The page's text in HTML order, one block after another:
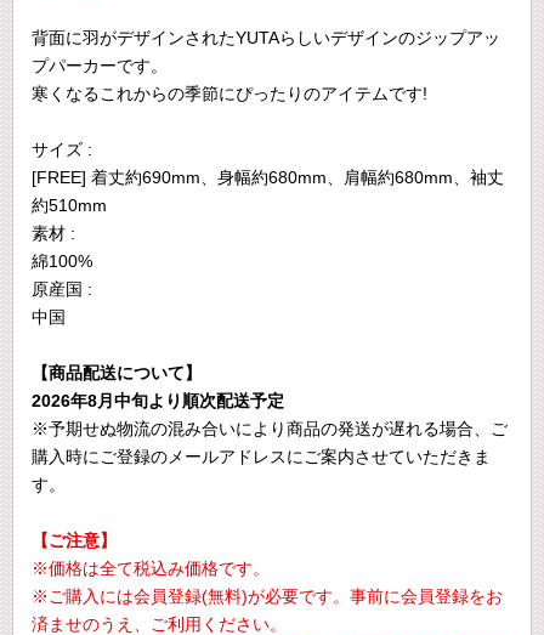
背面に羽がデザインされたYUTAらしいデザインのジップアッ
プパーカーです。
寒くなるこれからの季節にぴったりのアイテムです!
サイズ :
[FREE] 着丈約690mm、身幅約680mm、肩幅約680mm、袖丈
約510mm
素材 :
綿100%
原産国 :
中国
【商品配送について】
2026年8月中旬より順次配送予定
※予期せぬ物流の混み合いにより商品の発送が遅れる場合、ご
購入時にご登録のメールアドレスにご案内させていただきま
す。
【ご注意】
※価格は全て税込み価格です。
※ご購入には会員登録(無料)が必要です。事前に会員登録をお
済ませのうえ、ご利用ください。